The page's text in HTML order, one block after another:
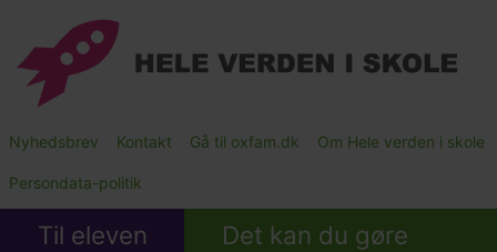
hovedindhold
Main
Submenu
Nyhedsbrev Kontakt Gå til oxfam.dk Om Hele verden i skole
Persondata-politik
Til eleven
Det kan du gøre